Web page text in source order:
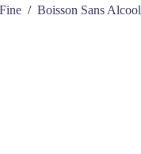
/ Boisson Sans Alcool